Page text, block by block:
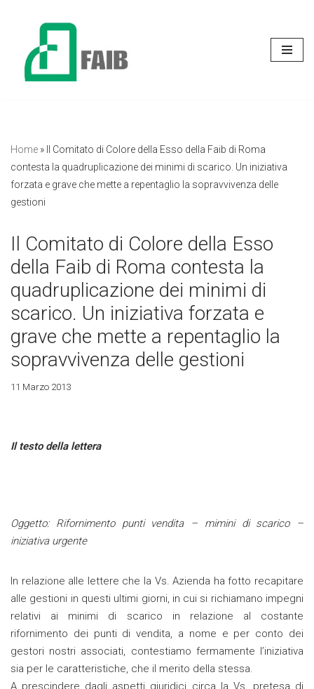
contenuto
Home »
Il Comitato di Colore della Esso della Faib di Roma
contesta la quadruplicazione dei minimi di scarico. Un iniziativa
forzata e grave che mette a repentaglio la sopravvivenza delle
gestioni
Il Comitato di Colore della Esso
della Faib di Roma contesta la
quadruplicazione dei minimi di
scarico. Un iniziativa forzata e
grave che mette a repentaglio la
sopravvivenza delle gestioni
11 Marzo 2013
Il testo della lettera
Oggetto: Rifornimento punti vendita – mimini di scarico –
iniziativa urgente
In relazione alle lettere che la Vs. Azienda ha fotto recapitare
alle gestioni in questi ultimi giorni, in cui si richiamano impegni
relativi ai minimi di scarico in relazione al costante
rifornimento dei punti di vendita, a nome e per conto dei
gestori nostri associati, contestiamo fermamente l’iniziativa
sia per le caratteristiche, che il merito della stessa.
A prescindere dagli aspetti giuridici circa la Vs. pretesa di